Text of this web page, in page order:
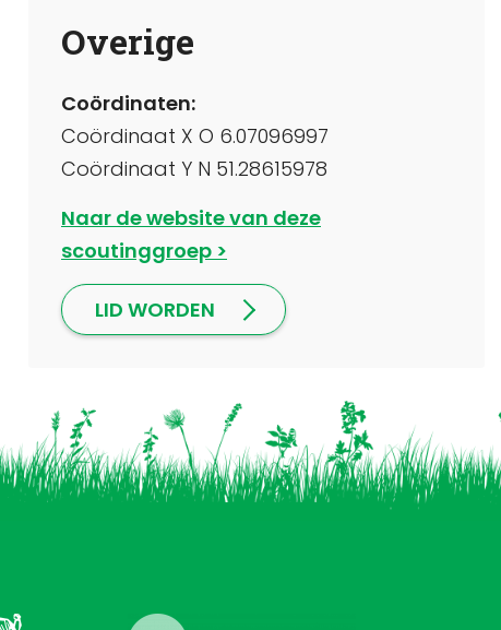
Overige
Coördinaten:
Coördinaat X O 6.07096997
Coördinaat Y N 51.28615978
Naar de website van deze
scoutinggroep
LID WORDEN